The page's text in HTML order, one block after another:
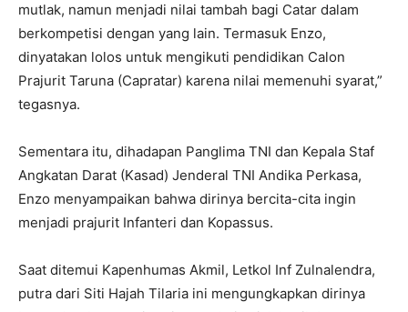
mutlak, namun menjadi nilai tambah bagi Catar dalam
berkompetisi dengan yang lain. Termasuk Enzo,
dinyatakan lolos untuk mengikuti pendidikan Calon
Prajurit Taruna (Capratar) karena nilai memenuhi syarat,”
tegasnya.
Sementara itu, dihadapan Panglima TNI dan Kepala Staf
Angkatan Darat (Kasad) Jenderal TNI Andika Perkasa,
Enzo menyampaikan bahwa dirinya bercita-cita ingin
menjadi prajurit Infanteri dan Kopassus.
Saat ditemui Kapenhumas Akmil, Letkol Inf Zulnalendra,
putra dari Siti Hajah Tilaria ini mengungkapkan dirinya